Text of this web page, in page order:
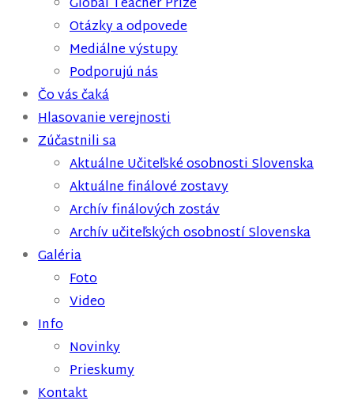
Otázky a odpovede
Mediálne výstupy
Podporujú nás
Čo vás čaká
Hlasovanie verejnosti
Zúčastnili sa
Aktuálne Učiteľské osobnosti Slovenska
Aktuálne finálové zostavy
Archív finálových zostáv
Archív učiteľských osobností Slovenska
Galéria
Foto
Video
Info
Novinky
Prieskumy
Kontakt